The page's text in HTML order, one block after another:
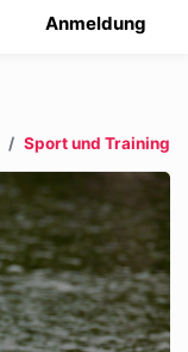
Anmeldung
Sport und Training